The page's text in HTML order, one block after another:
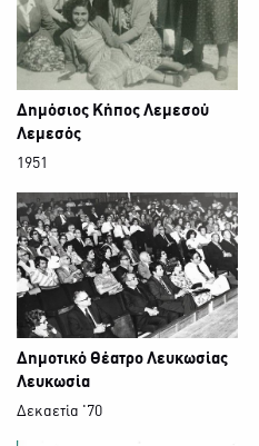
Δημόσιος Κήπος Λεμεσού
Λεμεσός
1951
Δημοτικό Θέατρο Λευκωσίας
Λευκωσία
Δεκαετία '70